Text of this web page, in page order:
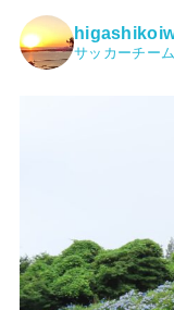
サッカーチー